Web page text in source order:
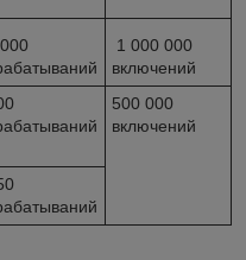
1 000 000
включений
500 000
включений